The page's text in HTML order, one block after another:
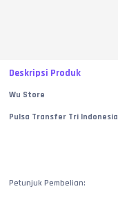
Deskripsi Produk
Wu Store
Pulsa Transfer Tri Indonesia
Petunjuk Pembelian: